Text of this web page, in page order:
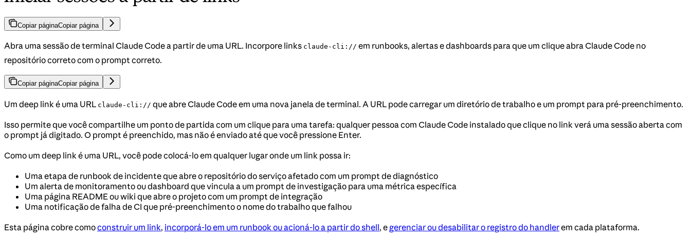
Copiar páginaCopiar página
Abra uma sessão de terminal Claude Code a partir de uma URL. Incorpore links claude-cli:// em runbooks, alertas e dashboards para que um clique abra Claude Code no
repositório correto com o prompt correto.
Copiar páginaCopiar página
Um deep link é uma URL claude-cli:// que abre Claude Code em uma nova janela de terminal. A URL pode carregar um diretório de trabalho e um prompt para pré-preenchimento.
Isso permite que você compartilhe um ponto de partida com um clique para uma tarefa: qualquer pessoa com Claude Code instalado que clique no link verá uma sessão aberta com
o prompt já digitado. O prompt é preenchido, mas não é enviado até que você pressione Enter.
Como um deep link é uma URL, você pode colocá-lo em qualquer lugar onde um link possa ir:
Uma etapa de runbook de incidente que abre o repositório do serviço afetado com um prompt de diagnóstico
Um alerta de monitoramento ou dashboard que vincula a um prompt de investigação para uma métrica específica
Uma página README ou wiki que abre o projeto com um prompt de integração
Uma notificação de falha de CI que pré-preenchimento o nome do trabalho que falhou
Esta página cobre comoconstruir um link, incorporá-lo em um runbook ou acioná-lo a partir do shell, e gerenciar ou desabilitar o registro do handlerem cada plataforma.